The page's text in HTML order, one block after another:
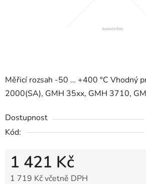
Měřicí rozsah -50 … +400 °C Vhodný
2000(SA), GMH 35xx, GMH 3710,
Dostupnost
Kód:
1 421 Kč
1 719 Kč včetně DPH